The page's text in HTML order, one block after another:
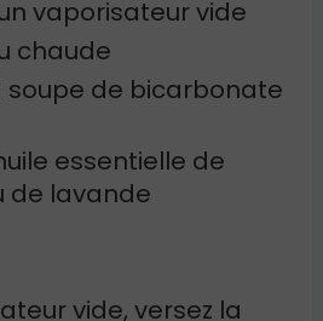
vaporisateur vide
chaude
soupe de bicarbonate
essentielle de
de lavande
vide, versez la